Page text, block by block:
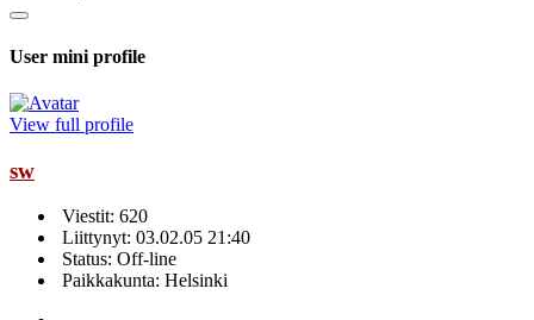
User mini profile
View full profile
sw
Viestit: 620
Liittynyt: 03.02.05 21:40
Status: Off-line
Paikkakunta: Helsinki